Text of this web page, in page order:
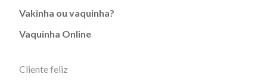
Vakinha ou vaquinha?
Vaquinha Online
Cliente feliz